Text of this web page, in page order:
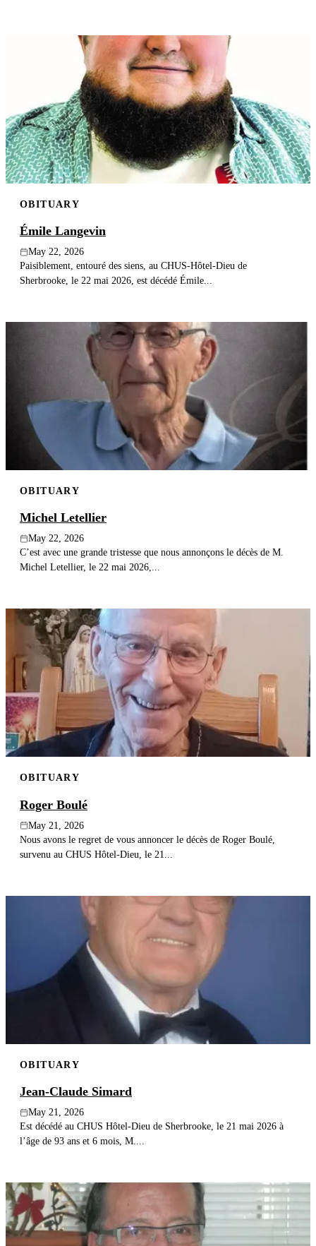
OBITUARY
Émile Langevin
May 22, 2026
Paisiblement, entouré des siens, au CHUS-Hôtel-Dieu de
Sherbrooke, le 22 mai 2026, est décédé Émile...
OBITUARY
Michel Letellier
May 22, 2026
C’est avec une grande tristesse que nous annonçons le décès de M.
Michel Letellier, le 22 mai 2026,...
OBITUARY
Roger Boulé
May 21, 2026
Nous avons le regret de vous annoncer le décès de Roger Boulé,
survenu au CHUS Hôtel-Dieu, le 21...
OBITUARY
Jean-Claude Simard
May 21, 2026
Est décédé au CHUS Hôtel-Dieu de Sherbrooke, le 21 mai 2026 à
l’âge de 93 ans et 6 mois, M....